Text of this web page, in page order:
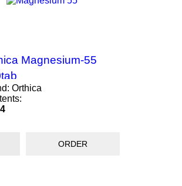
Magnesium-55
Orthica
ORDER